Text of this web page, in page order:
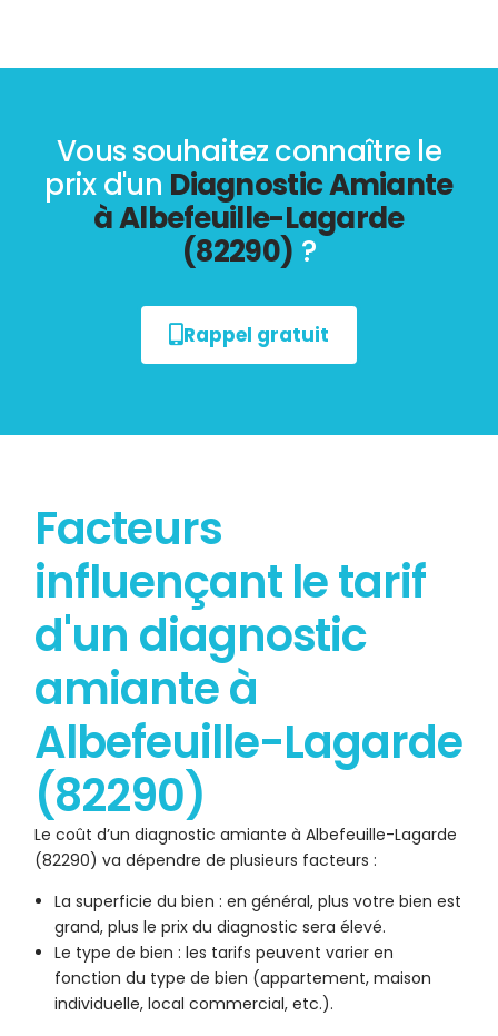
Vous souhaitez connaître le
prix d'un Diagnostic Amiante
à Albefeuille-Lagarde
(82290) ?
Rappel gratuit
Facteurs
influençant le tarif
d'un diagnostic
amiante à
Albefeuille-Lagarde
(82290)
Le coût d’un diagnostic amiante à Albefeuille-Lagarde
(82290) va dépendre de plusieurs facteurs :
La superficie du bien : en général, plus votre bien est
grand, plus le prix du diagnostic sera élevé.
Le type de bien : les tarifs peuvent varier en
fonction du type de bien (appartement, maison
individuelle, local commercial, etc.).